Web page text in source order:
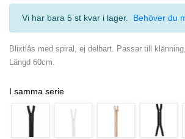
Vi har bara 5 st kvar i lager. Behöver du
Blixtlås med spiral, ej delbart. Passar till
Längd 60cm.
I samma serie